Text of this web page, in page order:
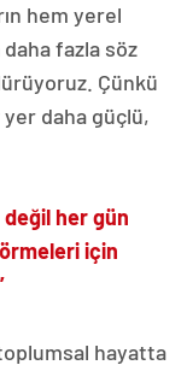
hem yerel
fazla söz
Çünkü
yer daha güçlü,
değil her gün
için
hayatta